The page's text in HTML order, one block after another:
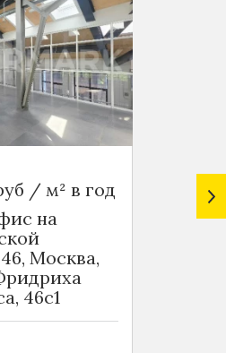
/ м² в год
на
Москва,
46с1
32